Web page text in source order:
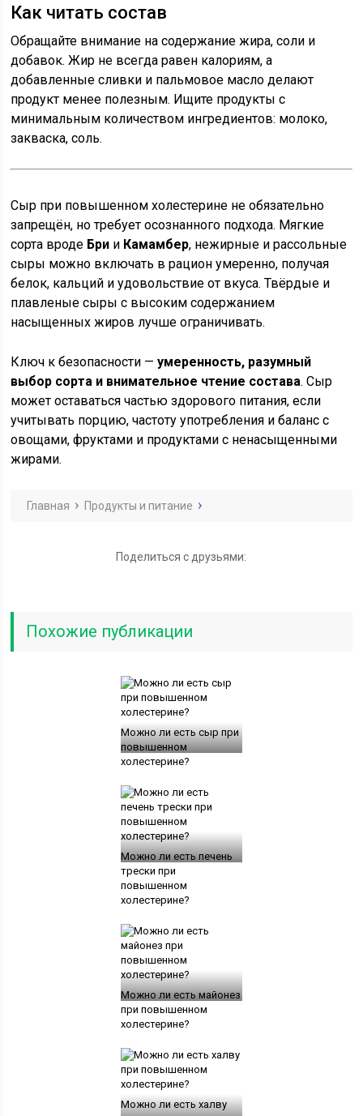
Как читать состав
Обращайте внимание на содержание жира, соли и
добавок. Жир не всегда равен калориям, а
добавленные сливки и пальмовое масло делают
продукт менее полезным. Ищите продукты с
минимальным количеством ингредиентов: молоко,
закваска, соль.
Сыр при повышенном холестерине не обязательно
запрещён, но требует осознанного подхода. Мягкие
сорта вроде Бри и Камамбер, нежирные и рассольные
сыры можно включать в рацион умеренно, получая
белок, кальций и удовольствие от вкуса. Твёрдые и
плавленые сыры с высоким содержанием
насыщенных жиров лучше ограничивать.
Ключ к безопасности —умеренность, разумный
выбор сорта и внимательное чтение состава. Сыр
может оставаться частью здорового питания, если
учитывать порцию, частоту употребления и баланс с
овощами, фруктами и продуктами с ненасыщенными
жирами.
Главная Продукты и питание
Поделиться с друзьями:
Похожие публикации
Можно ли есть сыр при
повышенном
холестерине?
Можно ли есть печень
трески при
повышенном
холестерине?
Можно ли есть майонез
при повышенном
холестерине?
Можно ли есть халву